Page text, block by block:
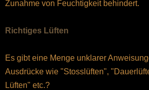
Zunahme von Feuchtigkeit behindert.
Richtiges Lüften
Es gibt eine Menge unklarer
Ausdrücke wie "Stosslüften",
Lüften" etc.?